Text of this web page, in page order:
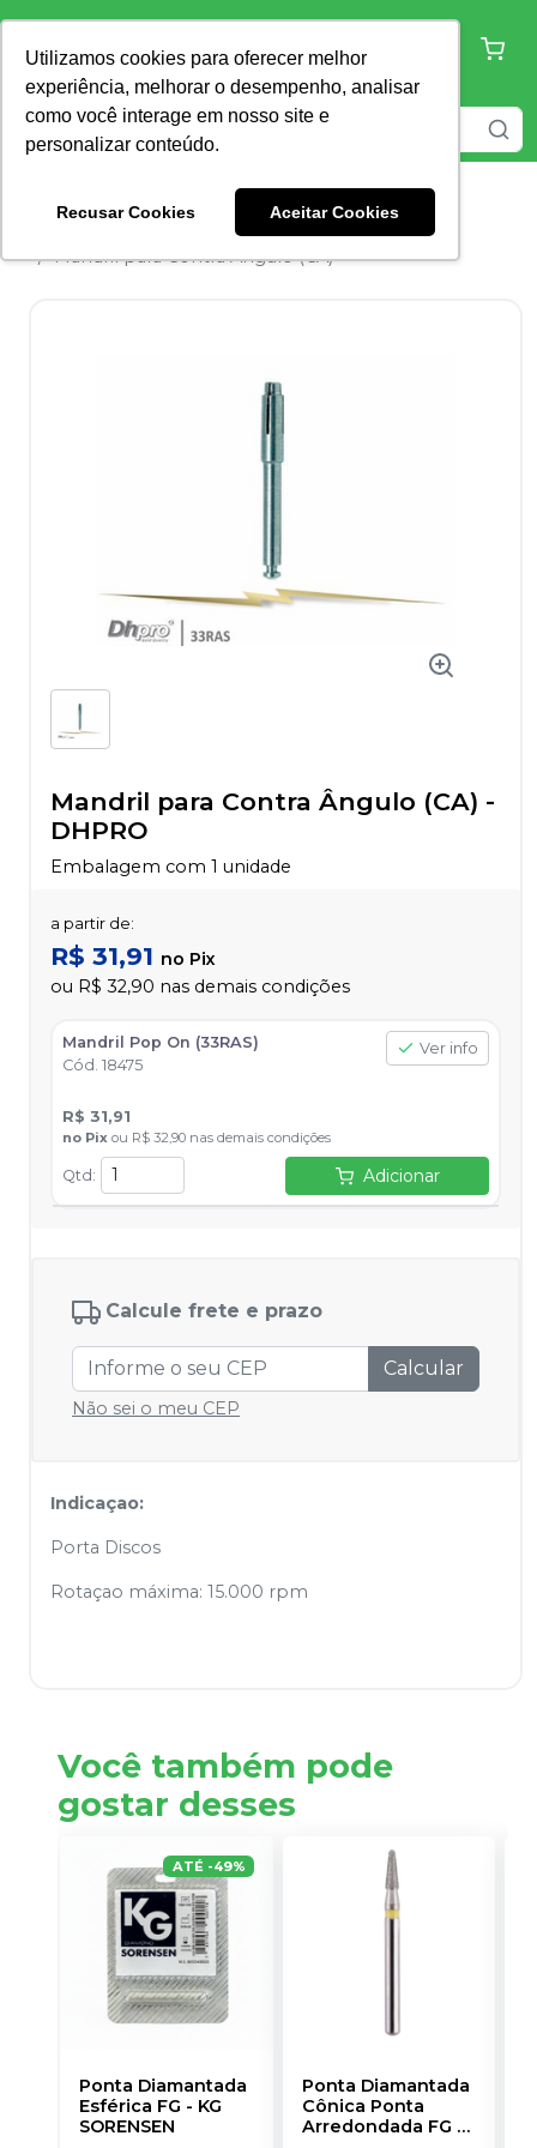
Utilizamos cookies para oferecer melhor
experiência, melhorar o desempenho, analisar
como você interage em nosso site e
personalizar conteúdo.
Recusar Cookies Aceitar Cookies
Pontas e Brocas
Mandril
Mandril para Contra Ângulo (CA)
Mandril para Contra Ângulo (CA) -
DHPRO
Embalagem com 1 unidade
a partir de:
R$ 31,91 no Pix
ou R$ 32,90 nas demais condições
Mandril Pop On (33RAS)
Cód. 18475
Ver info
R$ 31,91
no Pix ou R$ 32,90 nas demais condições
Qtd : Adicionar
Calcule frete e prazo
Calcular
Não sei o meu CEP
Indicaçao:
Porta Discos
Rotaçao máxima: 15.000 rpm
Você também pode
gostar desses
ATÉ -49%
Ponta Diamantada
Esférica FG - KG
SORENSEN
Ponta Diamantada
Cônica Ponta
Arredondada FG -